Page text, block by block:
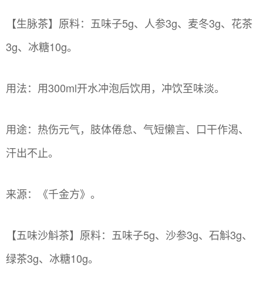
【生脉茶】原料：五味子5g、人参3g、麦冬3g、花茶
3g、冰糖10g。
用法：用300ml开水冲泡后饮用，冲饮至味淡。
用途：热伤元气，肢体倦怠、气短懒言、口干作渴、
汗出不止。
来源：《千金方》。
【五味沙斛茶】原料：五味子5g、沙参3g、石斛3g、
绿茶3g、冰糖10g。